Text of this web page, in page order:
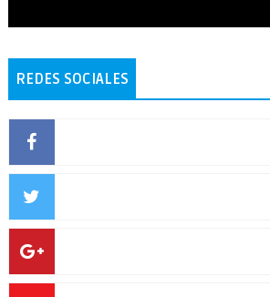
REDES SOCIALES